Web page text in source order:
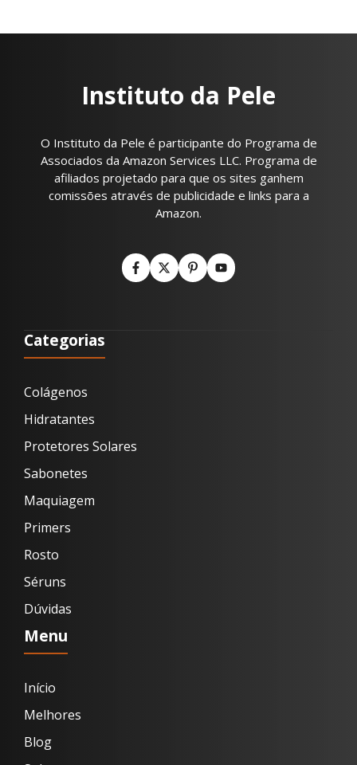
Instituto da Pele
O Instituto da Pele é participante do Programa de
Associados da Amazon Services LLC. Programa de
afiliados projetado para que os sites ganhem
comissões através de publicidade e links para a
Amazon.
Categorias
Colágenos
Hidratantes
Protetores Solares
Sabonetes
Maquiagem
Primers
Rosto
Séruns
Dúvidas
Menu
Início
Melhores
Blog